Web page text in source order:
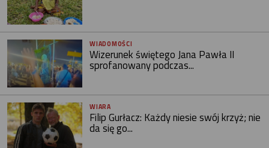
WIADOMOŚCI
Wizerunek świętego Jana Pawła II
sprofanowany podczas...
WIARA
Filip Gurłacz: Każdy niesie swój krzyż; nie
da się go...